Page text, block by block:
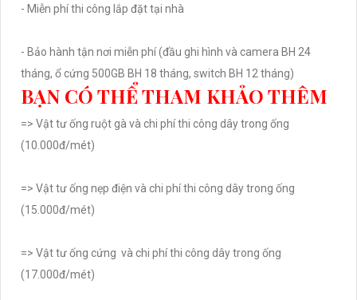
- Miễn phí thi công lắp đặt tại nhà
- Bảo hành tận nơi miễn phí (đầu ghi hình và camera BH 24
tháng, ổ cứng 500GB BH 18 tháng, switch BH 12 tháng)
BẠN CÓ THỂ THAM KHẢO THÊM
=> Vật tư ống ruột gà và chi phí thi công dây trong ống
(10.000đ/mét)
=> Vật tư ống nẹp điện và chi phí thi công dây trong ống
(15.000đ/mét)
=> Vật tư ống cứng và chi phí thi công dây trong ống
(17.000đ/mét)